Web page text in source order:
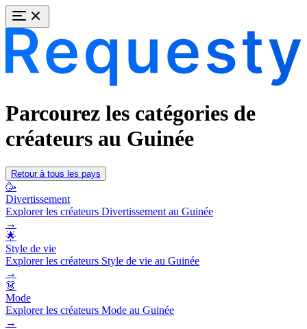
Parcourez les catégories de
créateurs au Guinée
Retour à tous les pays
🥳
Divertissement
Explorer les créateurs Divertissement au Guinée
→
🌟
Style de vie
Explorer les créateurs Style de vie au Guinée
→
👗
Mode
Explorer les créateurs Mode au Guinée
→